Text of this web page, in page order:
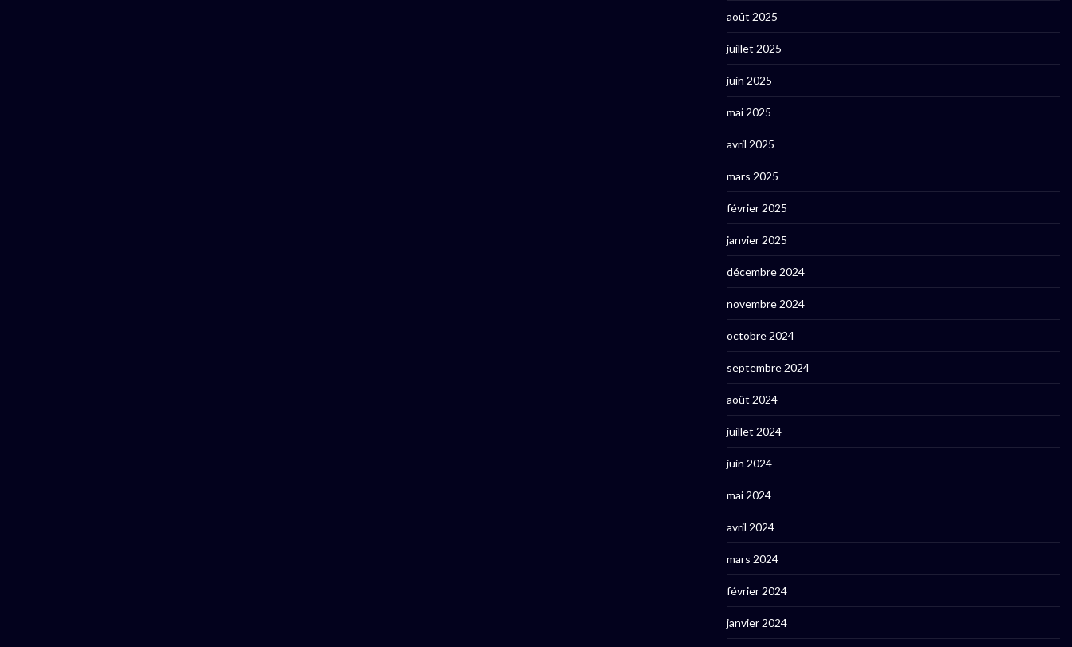
août 2025
juillet 2025
juin 2025
mai 2025
avril 2025
mars 2025
février 2025
janvier 2025
décembre 2024
novembre 2024
octobre 2024
septembre 2024
août 2024
juillet 2024
juin 2024
mai 2024
avril 2024
mars 2024
février 2024
janvier 2024